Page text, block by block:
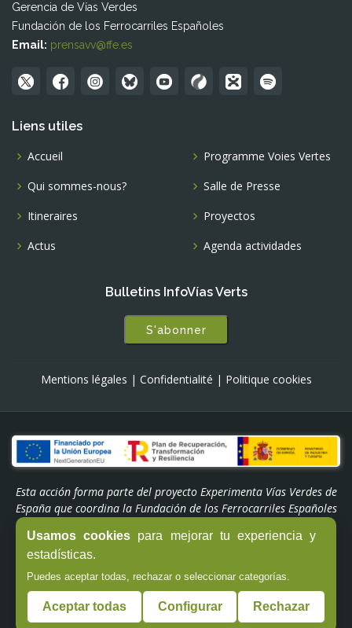
Usamos cookies para mejorar tu experiencia y
estadísticas.
Puedes aceptar todas, rechazar o seleccionar categorías.
Aceptar todas Configurar Rechazar
Gerencia de Vías Verdes
Fundación de los Ferrocarriles Españoles
Email: prensavv@ffe.es
Liens utiles
Accueil
Qui sommes-nous?
Itineraires
Actus
Programme Voies Vertes
Salle de Presse
Proyectos
Agenda actividades
Bulletins InfoVías Verts
S'abonner
Mentions légales | Confidentialité | Politique cookies
Esta acción forma parte del proyecto Experimenta Vías Verdes de
España que coordina la Fundación de los Ferrocarriles Españoles
Transformación y Resiliencia. Financiado por la Unión Europea -
NextGenerationEU a través del Programa 'Experiencias Turismo
España' del Ministerio de Industria y Turismo.
© Copyright - Fundación de los Ferrocarriles Españoles